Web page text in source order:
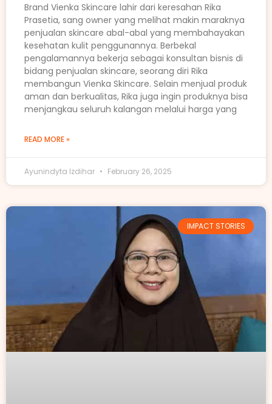
Brand Vienka Skincare lahir dari keresahan Rika
Prasetia, sang owner yang melihat makin maraknya
penjualan skincare abal-abal yang membahayakan
kesehatan kulit penggunannya. Berbekal
pengalamannya bekerja sebagai konsultan bisnis di
bidang penjualan skincare, seorang diri Rika
membangun Vienka Skincare. Selain menjual produk
aman dan berkualitas, Rika juga ingin produknya bisa
menjangkau seluruh kalangan melalui harga yang
READ MORE »
Ayunindyta Izdihar February 26, 2025
IMPACT STORIES